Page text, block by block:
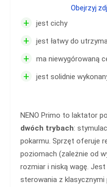
+ jest cichy
+ jest łatwy do
+ ma niewygórowaną
+ jest solidnie
NENO Primo to laktator
dwóch trybach:
pokarmu. Sprzęt oferuje
poziomach (zależnie od
rozmiar i niską wagę.
sterowania z klasycznymi
Obejrzyj